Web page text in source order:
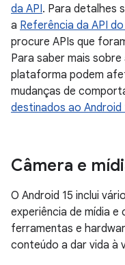
da API. Para detalhes
a Referência da API
procure APIs que
Para saber mais sobre
plataforma podem
mudanças de
destinados ao Android
Câmera e
O Android 15 inclui
experiência de mídia
ferramentas e
conteúdo a dar vida à